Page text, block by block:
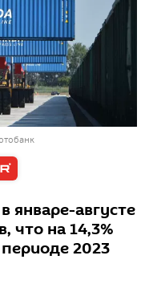
январе-августе
что на 14,3%
2023